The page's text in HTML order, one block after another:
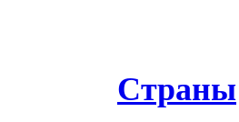
Страны